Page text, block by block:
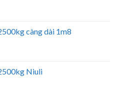
càng dài 1m8
Niuli